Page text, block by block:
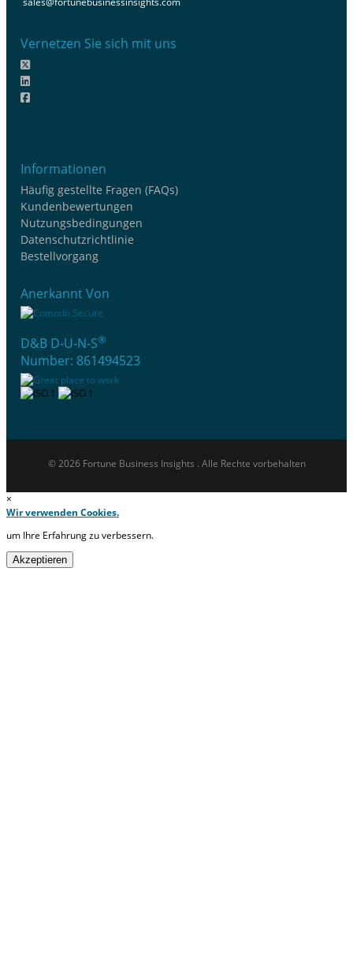
Vernetzen Sie sich mit uns
Informationen
Häufig gestellte Fragen (FAQs)
Kundenbewertungen
Nutzungsbedingungen
Datenschutzrichtlinie
Bestellvorgang
Anerkannt Von
D&B D-U-N-S®
Number: 861494523
© 2026 Fortune Business Insights . Alle Rechte vorbehalten
×
Wir verwenden Cookies.
um Ihre Erfahrung zu verbessern.
Akzeptieren